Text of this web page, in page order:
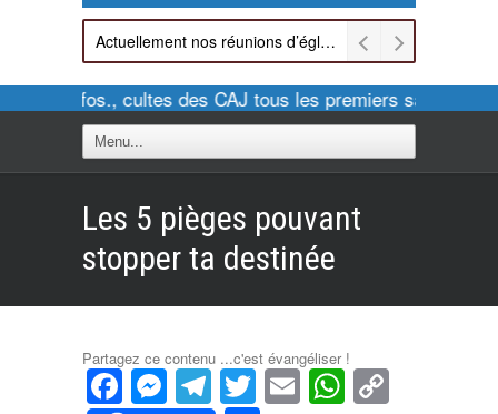
Actuellement nos réunions d’église sont retransmises sur ZOOM les dimanches à 11h et vendredis à 20h00
Pour infos., cultes des CAJ tous les premiers samedis
Les 5 pièges pouvant
stopper ta destinée
Partagez ce contenu ...c'est évangéliser !
Facebook
Messenger
Telegram
Twitter
Email